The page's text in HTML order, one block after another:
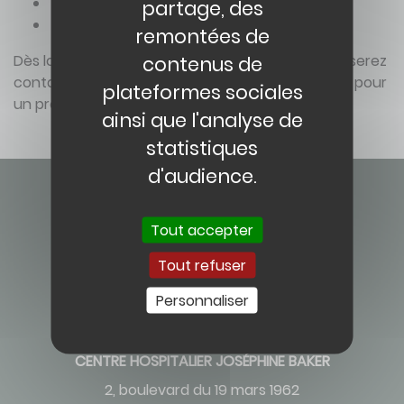
le matériel demandé à l’hôpital
Dès lors, votre demande sera examinée et vous serez
contacter afin d’éventuellement caler une date pour
un premier repérage.
Contact
CENTRE HOSPITALIER JOSÉPHINE BAKER
2, boulevard du 19 mars 1962
partage, des
remontées de
contenus de
plateformes sociales
ainsi que l'analyse de
statistiques
d'audience.
Tout accepter
Tout refuser
Personnaliser